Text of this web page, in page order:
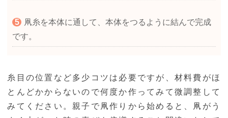
凧糸を本体に通して、本体をつるように結んで完成
です。
糸目の位置など多少コツは必要ですが、材料費がほ
とんどかからないので何度か作ってみて微調整して
みてください。親子で凧作りから始めると、凧がう